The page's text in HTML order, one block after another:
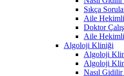
Sıkça
Aile
Doktor
Aile
Algoloji Kliniği
Algoloji
Algoloji
Nasıl Gidilir